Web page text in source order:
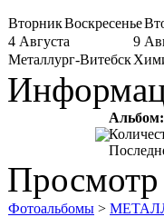
ВторникВоскресенье
4 Августа
9
Металлург-Витебск
Просмотр
Фотоальбомы >